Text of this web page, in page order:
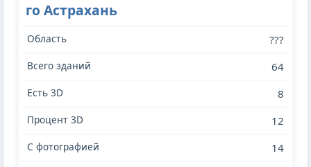
го Астрахань
???
64
8
12
14